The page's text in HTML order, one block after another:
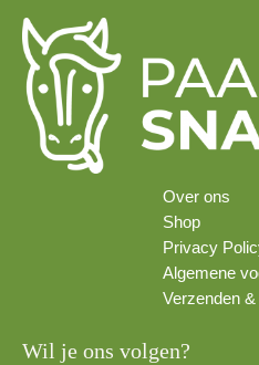
Over ons
Shop
Privacy
Algemene
Verzenden &
Wil je ons volgen?